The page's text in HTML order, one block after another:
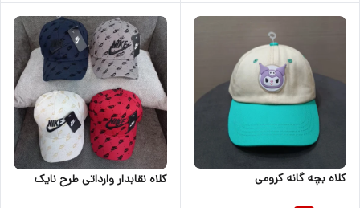
کلاه بچه گانه کرومی کلاه نقابدار وارداتی طرح نایک